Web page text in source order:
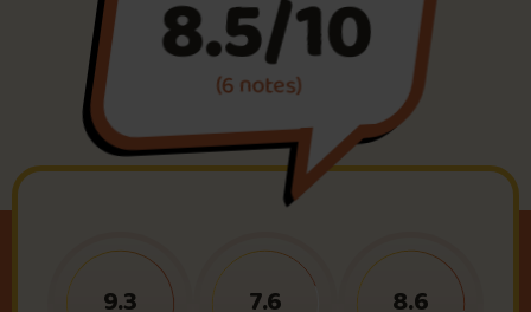
Foire aux questions
Me connecter
8.5/10
(6 notes)
9.3 7.6 8.6